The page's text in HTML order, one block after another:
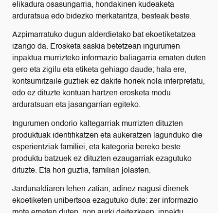
elikadura osasungarria, hondakinen kudeaketa
arduratsua edo bidezko merkataritza, besteak beste.
Azpimarratuko dugun alderdietako bat ekoetiketatzea
izango da. Erosketa saskia betetzean ingurumen
inpaktua murrizteko informazio baliagarria ematen duten
gero eta zigilu eta etiketa gehiago daude; hala ere,
kontsumitzaile guztiek ez dakite horiek nola interpretatu,
edo ez dituzte kontuan hartzen erosketa modu
arduratsuan eta jasangarrian egiteko.
Ingurumen ondorio kaltegarriak murrizten dituzten
produktuak identifikatzen eta aukeratzen lagunduko die
esperientziak familiei, eta kategoria bereko beste
produktu batzuek ez dituzten ezaugarriak ezagutuko
dituzte. Eta hori guztia, familian jolasten.
Jardunaldiaren lehen zatian, adinez nagusi direnek
ekoetiketen unibertsoa ezagutuko dute: zer informazio